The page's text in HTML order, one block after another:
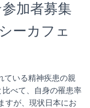
加者募集
ーカフェ
ている精神疾患の親
べて、自身の罹患率
すが、現状日本にお